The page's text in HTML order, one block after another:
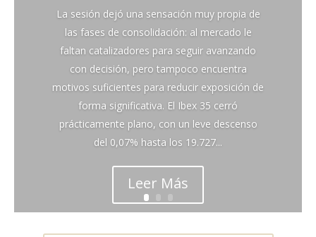
La sesión dejó una sensación muy propia de
las fases de consolidación: al mercado le
faltan catalizadores para seguir avanzando
con decisión, pero tampoco encuentra
motivos suficientes para reducir exposición de
forma significativa. El Ibex 35 cerró
prácticamente plano, con un leve descenso
del 0,07% hasta los 19.727...
Leer Más